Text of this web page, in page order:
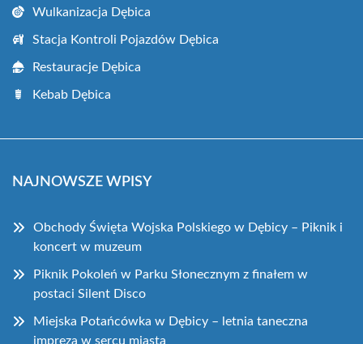
Wulkanizacja Dębica
Stacja Kontroli Pojazdów Dębica
Restauracje Dębica
Kebab Dębica
NAJNOWSZE WPISY
Obchody Święta Wojska Polskiego w Dębicy – Piknik i
koncert w muzeum
Piknik Pokoleń w Parku Słonecznym z finałem w
postaci Silent Disco
Miejska Potańcówka w Dębicy – letnia taneczna
impreza w sercu miasta